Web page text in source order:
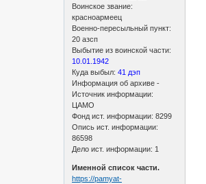
Воинское звание:
красноармеец
Военно-пересыльный пункт:
20 азсп
Выбытие из воинской части:
10.01.1942
Куда выбыл:41 дэп
Информация об архиве -
Источник информации:
ЦАМО
Фонд ист. информации: 8299
Опись ист. информации:
86598
Дело ист. информации: 1
Именной список части.
https://pamyat-